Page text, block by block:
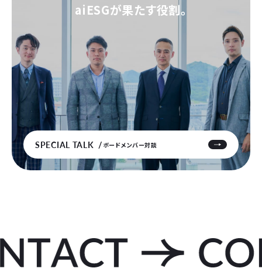
aiESGが果たす役割。
SPECIAL TALK ボードメンバー対談